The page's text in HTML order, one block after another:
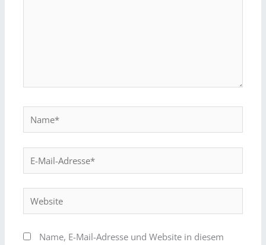
Name*
Mail-
Adresse*
Website
Name, E-Mail-Adresse und Website in diesem